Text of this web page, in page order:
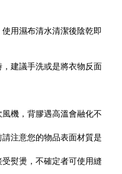
用濕布清水清潔後陰乾即
建議手洗或是將衣物反面
機，背膠遇高溫會融化不
注意您的物品表面材質是
熨燙，不確定者可使用縫